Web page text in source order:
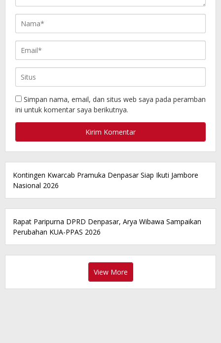
Simpan nama, email, dan situs web saya pada peramban
ini untuk komentar saya berikutnya.
Kontingen Kwarcab Pramuka Denpasar Siap Ikuti Jambore
Nasional 2026
Rapat Paripurna DPRD Denpasar, Arya Wibawa Sampaikan
Perubahan KUA-PPAS 2026
View More